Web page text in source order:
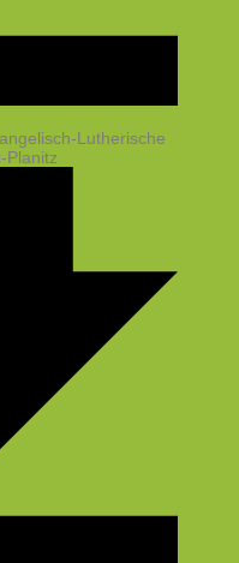
Lutherische
Planitz